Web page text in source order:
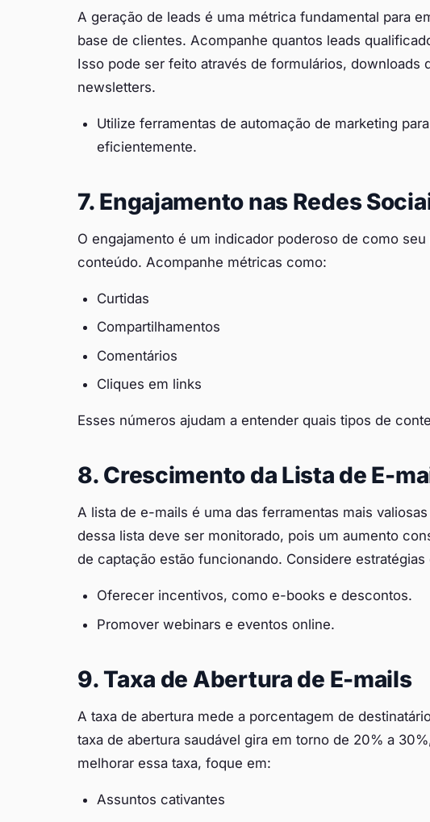
A geração de leads é uma métrica fundamental para
base de clientes. Acompanhe quantos leads
Isso pode ser feito através de formulários, downloads
newsletters.
Utilize ferramentas de automação de marketing
eficientemente.
7. Engajamento nas Redes
O engajamento é um indicador poderoso de como
conteúdo. Acompanhe métricas como:
Curtidas
Compartilhamentos
Comentários
Cliques em links
Esses números ajudam a entender quais tipos de
8. Crescimento da Lista de E-
A lista de e-mails é uma das ferramentas mais
dessa lista deve ser monitorado, pois um aumento
de captação estão funcionando. Considere estratégias
Oferecer incentivos, como e-books e descontos.
Promover webinars e eventos online.
9. Taxa de Abertura de E-mails
A taxa de abertura mede a porcentagem de
taxa de abertura saudável gira em torno de 20% a
melhorar essa taxa, foque em:
Assuntos cativantes